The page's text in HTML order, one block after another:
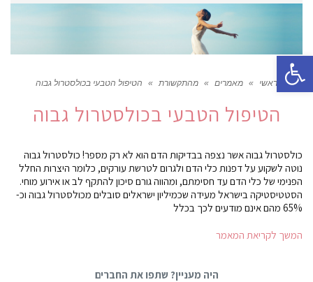
פתח סרגל נגישות
ראשי » מאמרים » מהתקשורת » הטיפול הטבעי בכולסטרול גבוה
הטיפול הטבעי בכולסטרול גבוה
כולסטרול גבוה אשר נצפה בבדיקות הדם הוא לא רק מספר! כולסטרול גבוה
נוטה לשקוע על דפנות כלי הדם ולגרום לטרשת עורקים, כלומר היצרות החלל
הפנימי של כלי הדם עד חסימתם, ומהווה גורם סיכון להתקף לב או אירוע מוחי.
הסטטיסטיקה בישראל מעידה שכמיליון ישראלים סובלים מכולסטרול גבוה וכ-
65% מהם אינם מודעים לכך בכלל
המשך לקריאת המאמר
היה מעניין? שתפו את החברים